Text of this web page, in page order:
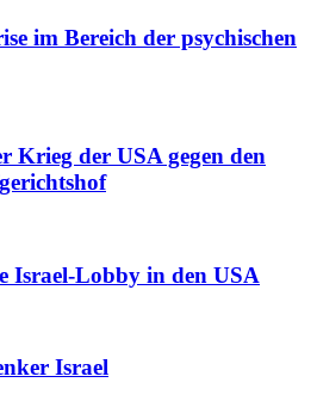
im Bereich der psychischen
Krieg der USA gegen den
Israel-Lobby in den USA
Israel